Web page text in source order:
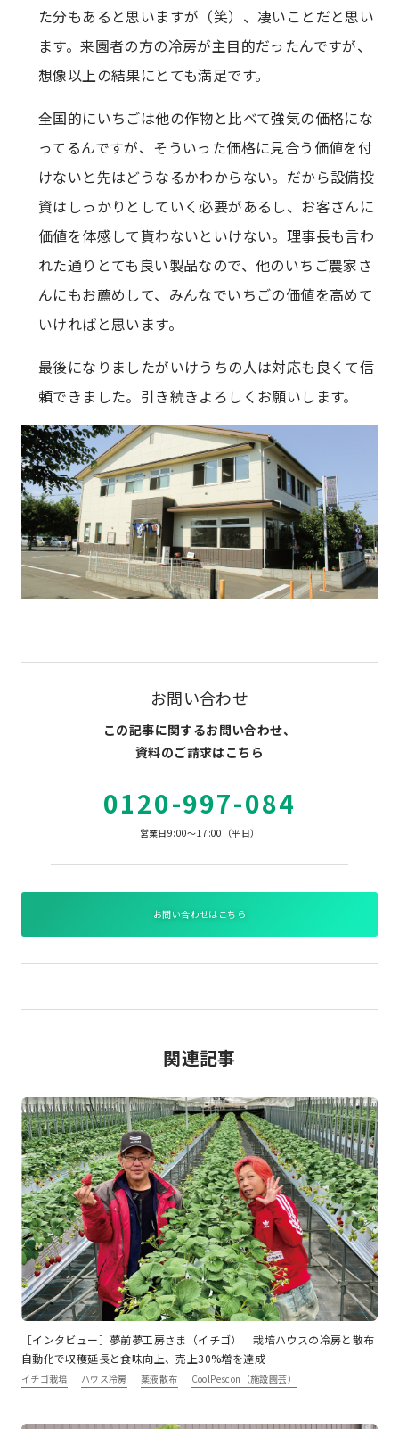
た分もあると思いますが（笑）、凄いことだと思い
ます。来園者の方の冷房が主目的だったんですが、
想像以上の結果にとても満足です。
全国的にいちごは他の作物と比べて強気の価格にな
ってるんですが、そういった価格に見合う価値を付
けないと先はどうなるかわからない。だから設備投
資はしっかりとしていく必要があるし、お客さんに
価値を体感して貰わないといけない。理事長も言わ
れた通りとても良い製品なので、他のいちご農家さ
んにもお薦めして、みんなでいちごの価値を高めて
いければと思います。
最後になりましたがいけうちの人は対応も良くて信
頼できました。引き続きよろしくお願いします。
お問い合わせ
この記事に関するお問い合わせ、
資料のご請求はこちら
0120-997-084
営業日9:00～17:00（平日）
お問い合わせはこちら
関連記事
［インタビュー］夢前夢工房さま（イチゴ）｜栽培ハウスの冷房と散布
自動化で収穫延長と食味向上、売上30%増を達成
イチゴ栽培 ハウス冷房 薬液散布 CoolPescon（施設園芸）